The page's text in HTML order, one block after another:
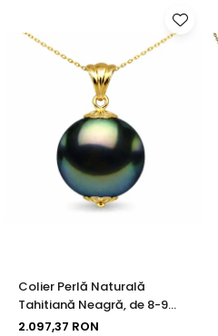
Colier Perlă Naturală
Tahitiană Neagră, de 8-9
mm, AAA, Aur Galben 14K cu
2.097,37 RON